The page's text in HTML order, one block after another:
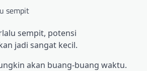
sempit
sempit, potensi
jadi sangat kecil.
akan buang-buang waktu.